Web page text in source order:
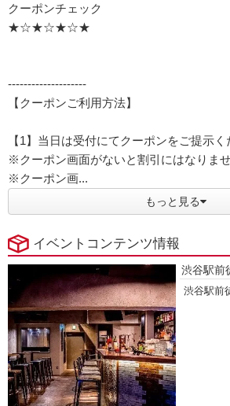
クーポンチェック
★☆★☆★☆★
--------------------
【クーポンご利用方法】
【1】当日は受付にてクーポンをご提示く
※クーポン画面がないと割引にはなりま
※クーポン画...
もっと見る
イベントコンテンツ情報
渋谷駅前
渋谷駅前